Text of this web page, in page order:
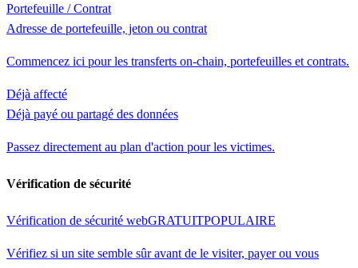
Portefeuille / Contrat
Adresse de portefeuille, jeton ou contrat
Commencez ici pour les transferts on-chain, portefeuilles et contrats.
Déjà affecté
Déjà payé ou partagé des données
Passez directement au plan d'action pour les victimes.
Vérification de sécurité
Vérification de sécurité webGRATUITPOPULAIRE
Vérifiez si un site semble sûr avant de le visiter, payer ou vous